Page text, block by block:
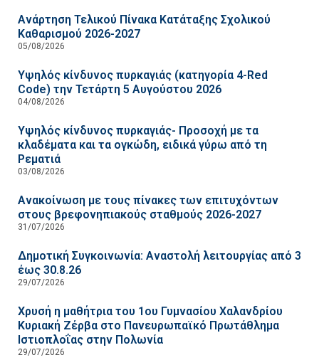
Ανάρτηση Τελικού Πίνακα Κατάταξης Σχολικού
Καθαρισμού 2026-2027
05/08/2026
Υψηλός κίνδυνος πυρκαγιάς (κατηγορία 4-Red
Code) την Τετάρτη 5 Αυγούστου 2026
04/08/2026
Υψηλός κίνδυνος πυρκαγιάς- Προσοχή με τα
κλαδέματα και τα ογκώδη, ειδικά γύρω από τη
Ρεματιά
03/08/2026
Ανακοίνωση με τους πίνακες των επιτυχόντων
στους βρεφονηπιακούς σταθμούς 2026-2027
31/07/2026
Δημοτική Συγκοινωνία: Αναστολή λειτουργίας από 3
έως 30.8.26
29/07/2026
Χρυσή η μαθήτρια του 1ου Γυμνασίου Χαλανδρίου
Κυριακή Ζέρβα στο Πανευρωπαϊκό Πρωτάθλημα
Ιστιοπλοΐας στην Πολωνία
29/07/2026